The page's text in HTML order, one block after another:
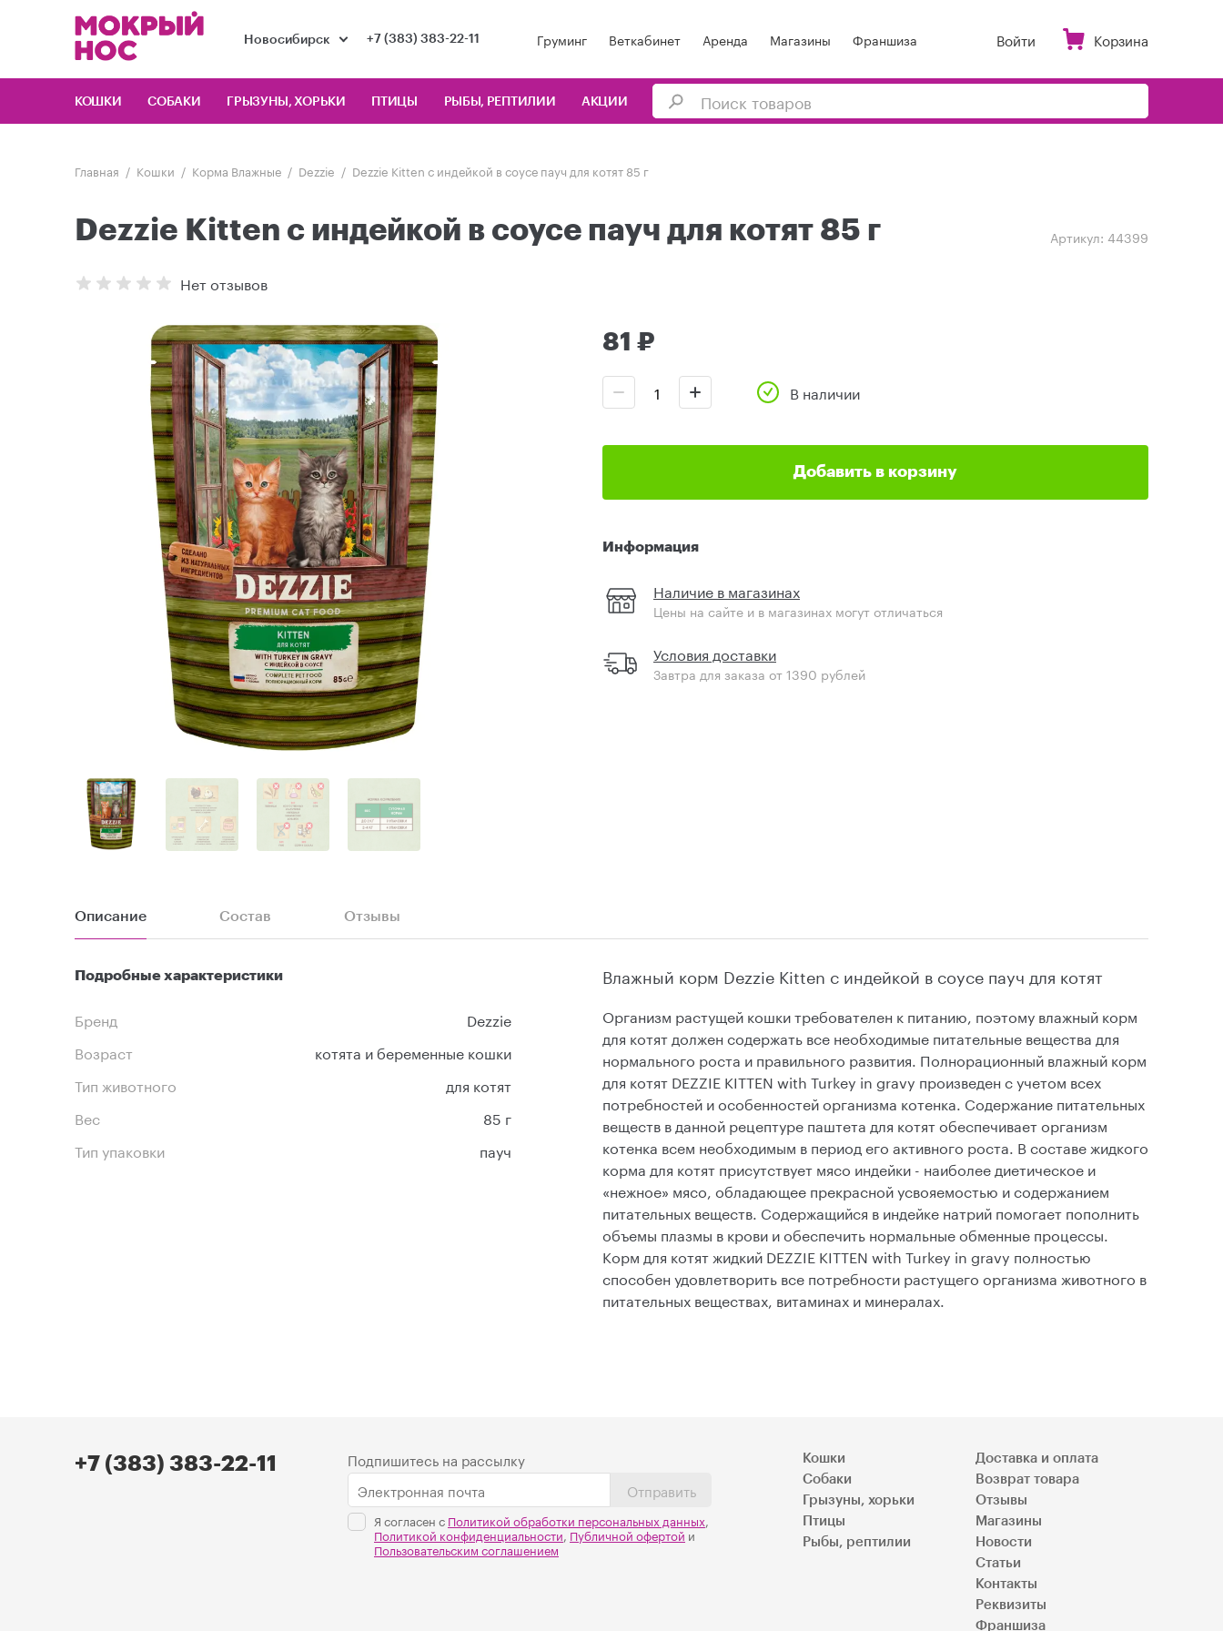
Новосибирск +7 (383) 383-22-11 Груминг Веткабинет Аренда Магазины Франшиза Войти Корзина
КОШКИ СОБАКИ ГРЫЗУНЫ, ХОРЬКИ ПТИЦЫ РЫБЫ, РЕПТИЛИИ АКЦИИ
Главная Кошки Корма Влажные Dezzie Dezzie Kitten с индейкой в соусе пауч для котят 85 г
Dezzie Kitten с индейкой в соусе пауч для котят 85 г Артикул: 44399
Нет отзывов
81 ₽
В наличии
Добавить в корзину
Информация
Наличие в магазинах
Цены на сайте и в магазинах могут отличаться
Условия доставки
Завтра для заказа от 1390 рублей
Описание Состав Отзывы
Подробные характеристики
Бренд
Dezzie
Возраст
котята и беременные кошки
Тип животного
для котят
Вес
85 г
Тип упаковки
пауч
Влажный корм Dezzie Kitten с индейкой в соусе пауч для котят
Организм растущей кошки требователен к питанию, поэтому влажный корм
для котят должен содержать все необходимые питательные вещества для
нормального роста и правильного развития. Полнорационный влажный корм
для котят DEZZIE KITTEN with Turkey in gravy произведен с учетом всех
потребностей и особенностей организма котенка. Содержание питательных
веществ в данной рецептуре паштета для котят обеспечивает организм
котенка всем необходимым в период его активного роста. В составе жидкого
корма для котят присутствует мясо индейки - наиболее диетическое и
«нежное» мясо, обладающее прекрасной усвояемостью и содержанием
питательных веществ. Содержащийся в индейке натрий помогает пополнить
объемы плазмы в крови и обеспечить нормальные обменные процессы.
Корм для котят жидкий DEZZIE KITTEN with Turkey in gravy полностью
способен удовлетворить все потребности растущего организма животного в
питательных веществах, витаминах и минералах.
+7 (383) 383-22-11
Подпишитесь на рассылку
Отправить
Я согласен с Политикой обработки персональных данных,
Политикой конфиденциальности, Публичной офертой и
Пользовательским соглашением
Кошки
Собаки
Грызуны, хорьки
Птицы
Рыбы, рептилии
Доставка и оплата
Возврат товара
Отзывы
Магазины
Новости
Статьи
Контакты
Реквизиты
Франшиза